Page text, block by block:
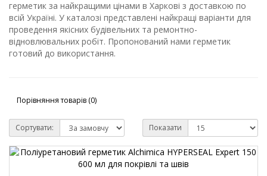
герметик за найкращими цінами в Харкові з доставкою по
всій Україні. У каталозі представлені найкращі варіанти для
проведення якісних будівельних та ремонтно-
відновлювальних робіт. Пропонований нами герметик
готовий до використання.
Порівняння товарів (0)
Сортувати: Показати